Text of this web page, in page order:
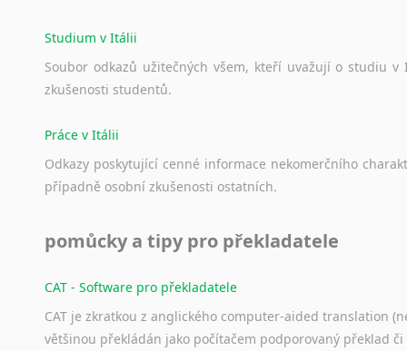
Studium v Itálii
Soubor odkazů užitečných všem, kteří uvažují o studiu v
zkušenosti studentů.
Práce v Itálii
Odkazy poskytující cenné informace nekomerčního
případně osobní zkušenosti ostatních.
pomůcky a tipy pro překladatele
CAT - Software pro překladatele
CAT je zkratkou z anglického computer-aided translation
většinou překládán jako počítačem podporovaný překlad